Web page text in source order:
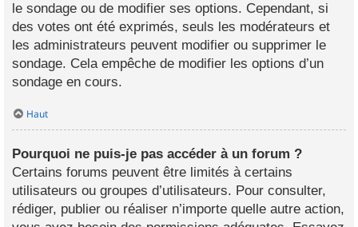
le sondage ou de modifier ses options. Cependant, si
des votes ont été exprimés, seuls les modérateurs et
les administrateurs peuvent modifier ou supprimer le
sondage. Cela empêche de modifier les options d’un
sondage en cours.
Haut
Pourquoi ne puis-je pas accéder à un forum ?
Certains forums peuvent être limités à certains
utilisateurs ou groupes d’utilisateurs. Pour consulter,
rédiger, publier ou réaliser n’importe quelle autre action,